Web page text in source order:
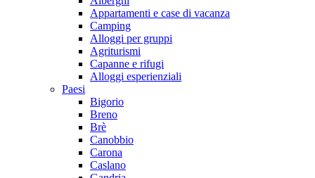
Appartamenti e case di vacanza
Camping
Alloggi per gruppi
Agriturismi
Capanne e rifugi
Alloggi esperienziali
Paesi
Bigorio
Breno
Brè
Canobbio
Carona
Caslano